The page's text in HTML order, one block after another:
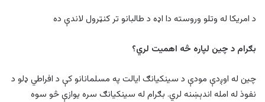
د امریکا له وتلو وروسته دا اډه د طالبانو تر کنټرول لاندې ده
بګرام د چین لپاره څه اهمیت لري؟
چین له اوږدې مودې د سینکیانګ ایالت په مسلمانانو کې د افراطي ډلو د
نفوذ له امله اندېښنه لري. بګرام له سینکیانګ سره یوازې څو سوه